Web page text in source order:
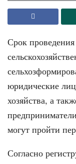
Срок
юридические
хозяйства, а
могут пройти
Согласно